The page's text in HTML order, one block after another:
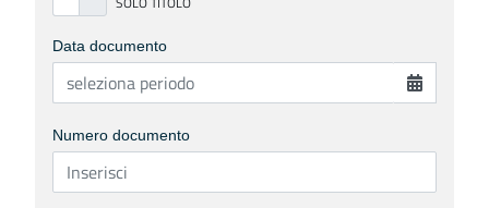
Data documento
Numero documento